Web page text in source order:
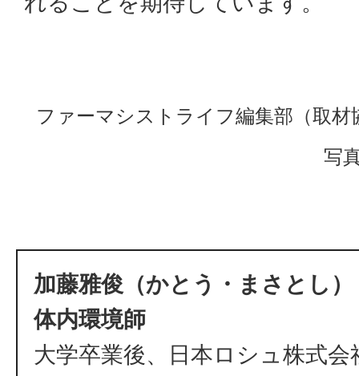
ファーマシストライフ編集部（取材
写
加藤雅俊（かとう・まさとし
体内環境師
大学卒業後、日本ロシュ株式会